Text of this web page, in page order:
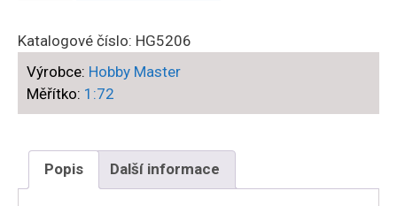
A34
Comet
British
Cruiser
South
African
Katalogové číslo: HG5206
Výrobce: Hobby Master
Měřítko: 1:72
Popis Další informace